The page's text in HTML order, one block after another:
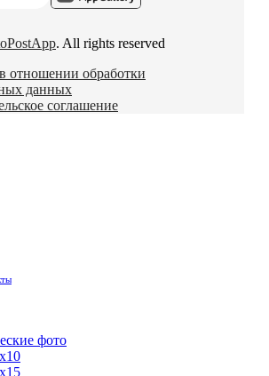
. All rights reserved
отношении обработки
данных
соглашение
фото